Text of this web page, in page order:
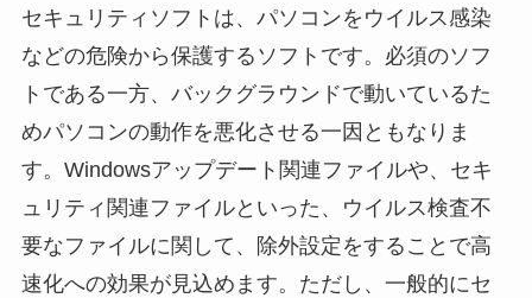
セキュリティソフトは、パソコンをウイルス感染
などの危険から保護するソフトです。必須のソフ
トである一方、バックグラウンドで動いているた
めパソコンの動作を悪化させる一因ともなりま
す。Windowsアップデート関連ファイルや、セキ
ュリティ関連ファイルといった、ウイルス検査不
要なファイルに関して、除外設定をすることで高
速化への効果が見込めます。ただし、一般的にセ